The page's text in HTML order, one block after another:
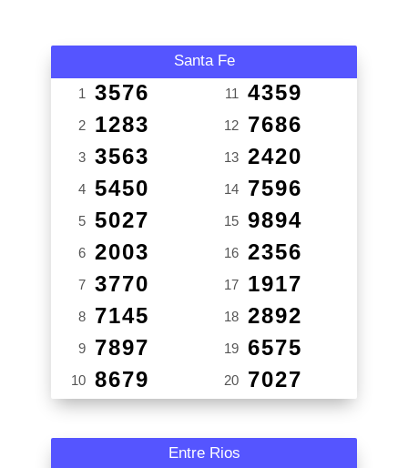
Santa Fe
1 3576
2 1283
3 3563
4 5450
5 5027
6 2003
7 3770
8 7145
9 7897
10 8679
11 4359
12 7686
13 2420
14 7596
15 9894
16 2356
17 1917
18 2892
19 6575
20 7027
Entre Rios